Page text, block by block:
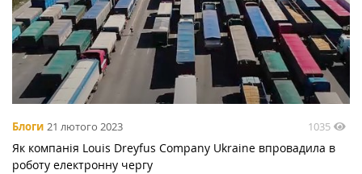
Блоги 21 лютого 2023 1035
Як компанія Louis Dreyfus Company Ukraine впровадила в
роботу електронну чергу